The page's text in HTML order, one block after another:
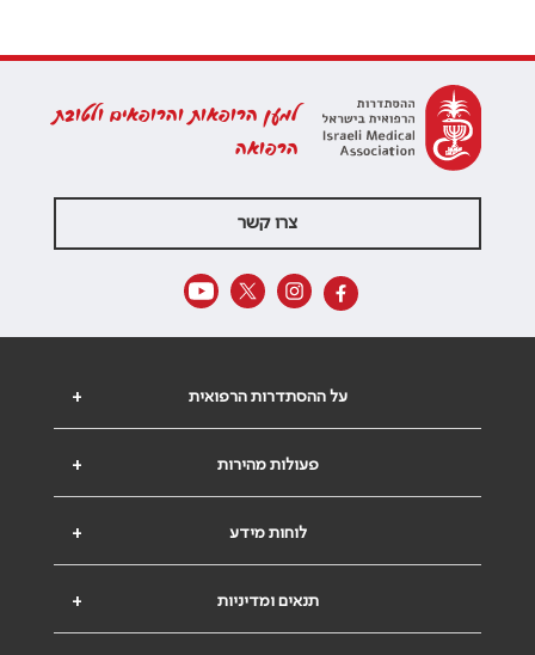
למען הרופאות והרופאים ולטובת
הרפואה
צרו קשר
+ על ההסתדרות הרפואית
+ פעולות מהירות
+ לוחות מידע
+ תנאים ומדיניות